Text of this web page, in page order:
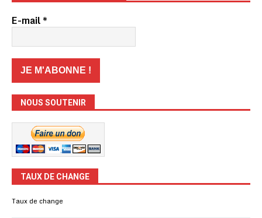
E-mail*
NOUS SOUTENIR
TAUX DE CHANGE
Taux de change